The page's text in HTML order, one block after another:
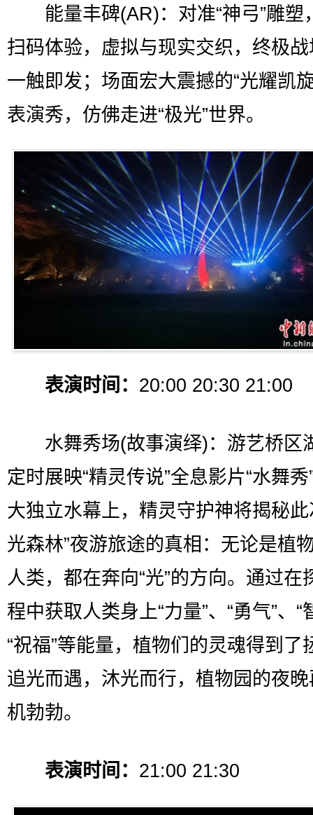
能量丰碑(AR)：对准“神弓”雕塑
扫码体验，虚拟与现实交织，终极
一触即发；场面宏大震撼的“光耀凯
表演秀，仿佛走进“极光”世界。
表演时间： 20:00 20:30 21:00
水舞秀场(故事演绎)：游艺桥区
定时展映“精灵传说”全息影片“水舞秀
大独立水幕上，精灵守护神将揭秘此
光森林”夜游旅途的真相：无论是植
人类，都在奔向“光”的方向。通过在
程中获取人类身上“力量”、“勇气”、“
“祝福”等能量，植物们的灵魂得到了
追光而遇，沐光而行，植物园的夜
机勃勃。
表演时间： 21:00 21:30